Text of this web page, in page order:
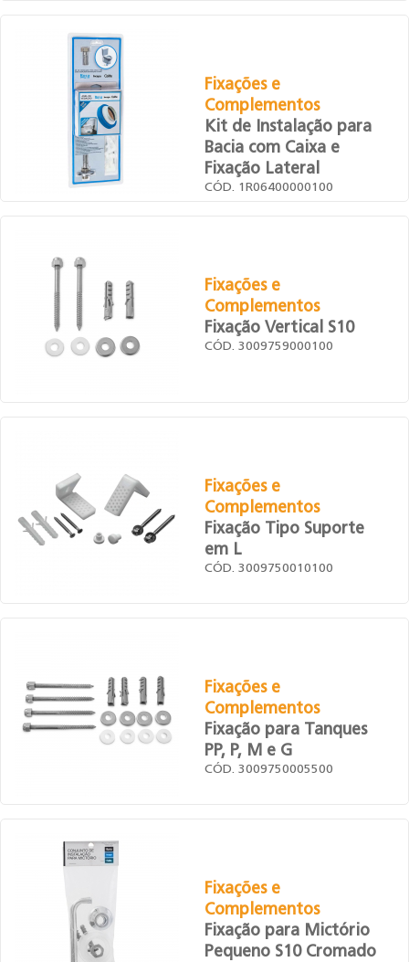
Fixações e
Complementos
Kit de Instalação para
Bacia com Caixa e
Fixação Lateral
CÓD. 1R06400000100
Fixações e
Complementos
Fixação Vertical S10
CÓD. 3009759000100
Fixações e
Complementos
Fixação Tipo Suporte
em L
CÓD. 3009750010100
Fixações e
Complementos
Fixação para Tanques
PP, P, M e G
CÓD. 3009750005500
Fixações e
Complementos
Fixação para Mictório
Pequeno S10 Cromado